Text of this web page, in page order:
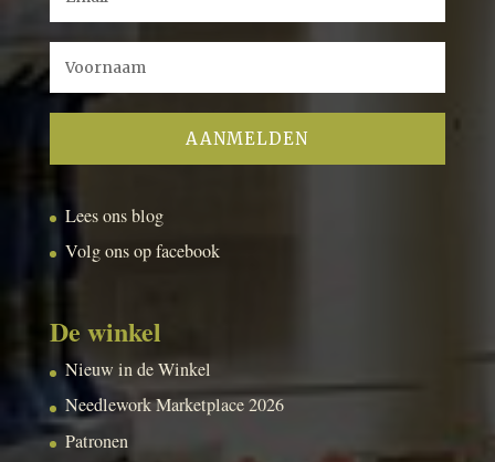
Lees ons blog
Volg ons op facebook
De winkel
Nieuw in de Winkel
Needlework Marketplace 2026
Patronen